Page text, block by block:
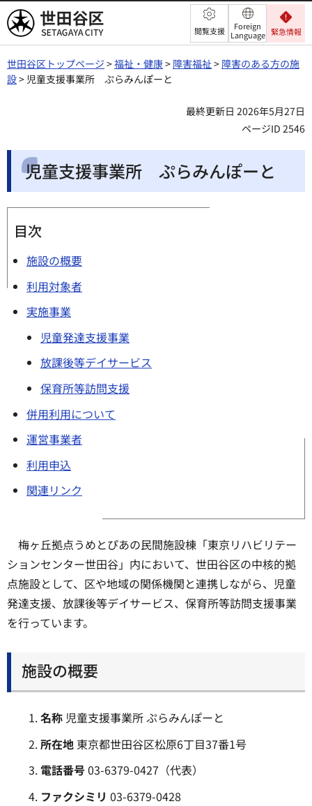
世田谷区 閲覧支援
Foreign
Language 緊急情報
世田谷区トップページ >福祉・健康> 障害福祉 > 障害のある方の施
設> 児童支援事業所 ぷらみんぽーと
最終更新日 2026年5月27日
ページID 2546
児童支援事業所 ぷらみんぽーと
目次
施設の概要
利用対象者
実施事業
児童発達支援事業
放課後等デイサービス
保育所等訪問支援
併用利用について
運営事業者
利用申込
関連リンク
梅ヶ丘拠点うめとぴあの民間施設棟「東京リハビリテー
ションセンター世田谷」内において、世田谷区の中核的拠
点施設として、区や地域の関係機関と連携しながら、児童
発達支援、放課後等デイサービス、保育所等訪問支援事業
を行っています。
施設の概要
名称 児童支援事業所 ぷらみんぽーと
所在地 東京都世田谷区松原6丁目37番1号
電話番号03-6379-0427（代表）
ファクシミリ 03-6379-0428